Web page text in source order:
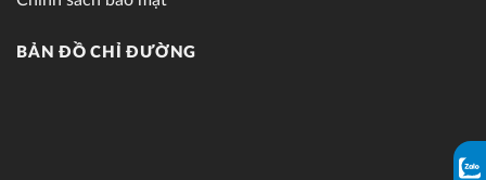
BẢN ĐỒ CHỈ ĐƯỜNG